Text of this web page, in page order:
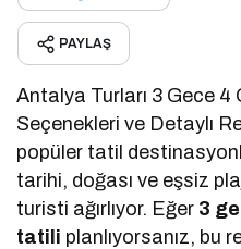
PAYLAŞ
Antalya Turları 3 Gece 4
Seçenekleri ve Detaylı
popüler tatil
tarihi, doğası ve eşsiz
turisti ağırlıyor. Eğer 3
tatili planlıyorsanız, bu